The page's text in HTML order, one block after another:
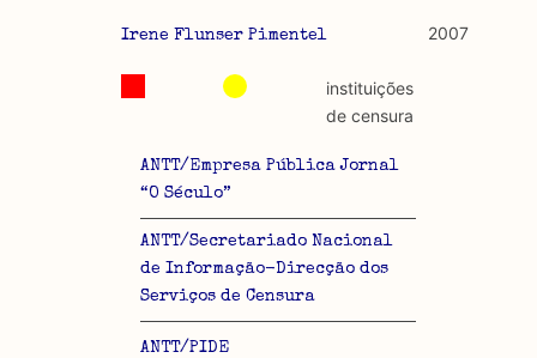
Irene Flunser Pimentel 2007
ANTT/Empresa Pública Jornal
“O Século”
ANTT/Secretariado Nacional
de Informação-Direcção dos
Serviços de Censura
ANTT/PIDE
instituições
de censura